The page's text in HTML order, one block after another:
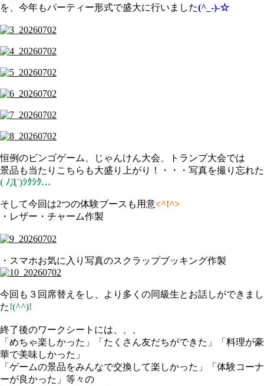
を、今年もパーティー形式で盛大に行いました(^_-)-☆
恒例のビンゴゲーム、じゃんけん大会、トランプ大会では
景品も当たりこちらも大盛り上がり！・・・写真を撮り忘れた
( ﾉД`)ｼｸｼｸ…
そして今回は2つの体験ブースも用意<^!^>
・レザー・チャーム作製
・スマホお気に入り写真のスクラップブッキング作製
今回も３回席替えをし、より多くの同級生とお話しができまし
た!(^^)!
終了後のワークシートには、、、
「めちゃ楽しかった」「たくさん友だちができた」「料理が豪
華で美味しかった」
「ゲームの景品をみんなで交換して楽しかった」「体験コーナ
ーが良かった」等々の